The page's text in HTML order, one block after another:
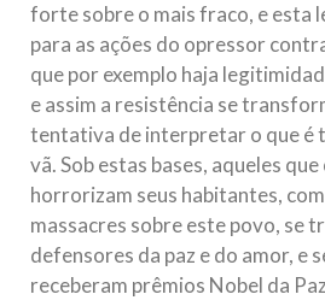
forte sobre o mais fraco, e esta
para as ações do opressor
que por exemplo haja
e assim a resistência se
tentativa de interpretar o que é
vã. Sob estas bases, aqueles
horrorizam seus habitantes,
massacres sobre este povo, se
defensores da paz e do amor, e
receberam prêmios Nobel da